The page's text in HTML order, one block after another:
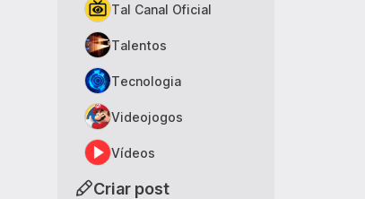
Criar post
Tal Canal Oficial
Talentos
Tecnologia
Videojogos
Vídeos